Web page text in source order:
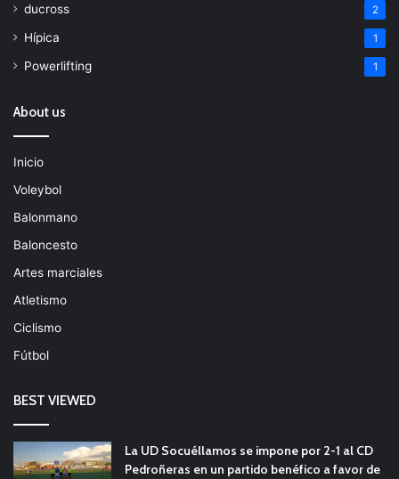
ducross 2
Hípica 1
Powerlifting 1
About us
Inicio
Voleybol
Balonmano
Baloncesto
Artes marciales
Atletismo
Ciclismo
Fútbol
BEST VIEWED
La UD Socuéllamos se impone por 2-1 al CD
Pedroñeras en un partido benéfico a favor de